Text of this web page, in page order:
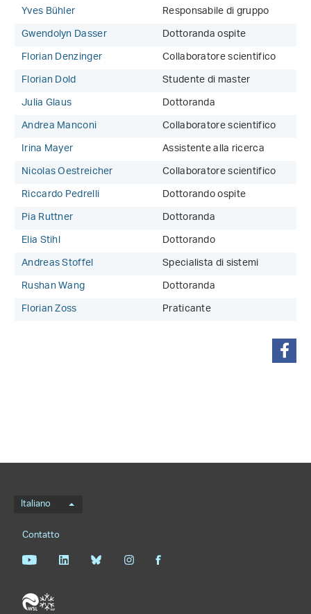
Yves Bühler
Responsabile di gruppo
Gwendolyn Dasser
Dottoranda ospite
Florian Denzinger
Collaboratore scientifico
Florian Dold
Studente di master
Julia Glaus
Dottoranda
Andrea Manconi
Collaboratore scientifico
Irina Mayer
Assistente alla ricerca
Nicolas Oestreicher
Collaboratore scientifico
Riccardo Pedrelli
Dottorando ospite
Pia Ruttner
Dottoranda
Elia Stihl
Dottorando
Andreas Stoffel
Specialista di sistemi
Rushan Wang
Dottoranda
Florian Zoss
Praticante
Menu della lingua
Italiano
Footernavigation
Contatto